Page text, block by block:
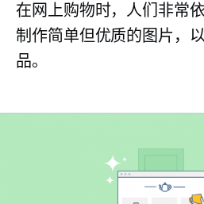
在网上购物时，人们非常
制作简单但优质的图片，
品。